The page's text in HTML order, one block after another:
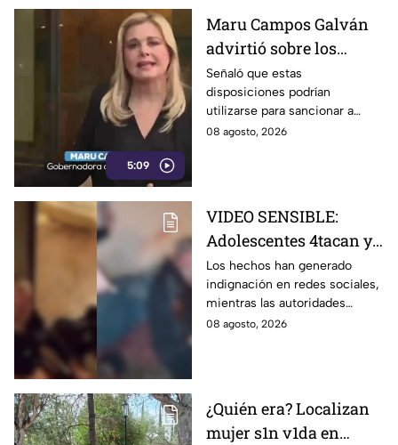
5:09
Maru Campos Galván
advirtió sobre los
riesgos de los nuevos
lineamientos para la
libertad de expresión
Señaló que estas
disposiciones podrían
utilizarse para sancionar a
medios y periodistas críticos
08 agosto, 2026
VIDEO SENSIBLE:
Adolescentes 4tacan y
quem4n a un abuelito
dentro de su casa
Los hechos han generado
indignación en redes sociales,
mientras las autoridades
investigan las circunstancias
08 agosto, 2026
¿Quién era? Localizan
mujer s1n v1da en